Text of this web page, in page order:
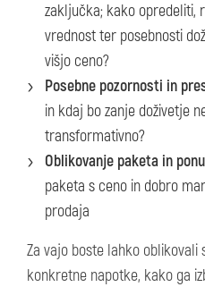
zaključka; kako opredeliti,
vrednost ter posebnosti
višjo ceno?
Posebne pozornosti in
in kdaj bo zanje doživetje
transformativno?
Oblikovanje paketa in
paketa s ceno in dobro
prodaja
Za vajo boste lahko oblikovali
konkretne napotke, kako ga